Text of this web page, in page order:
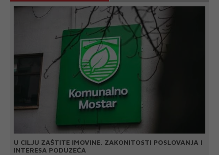
U CILJU ZAŠTITE IMOVINE, ZAKONITOSTI POSLOVANJA I
INTERESA PODUZEĆA